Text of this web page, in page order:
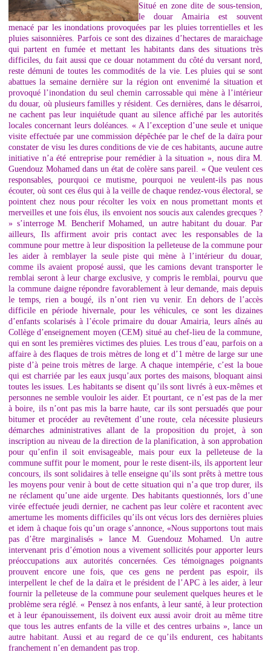
Situé en zone dite de sous-tension,
le douar Amairia est souvent
menacé par les inondations provoquées par les pluies torrentielles et les
pluies saisonnières. Parfois ce sont des dizaines d’hectares de maraichage
qui partent en fumée et mettant les habitants dans des situations très
difficiles, du fait aussi que ce douar notamment du côté du versant nord,
reste démuni de toutes les commodités de la vie. Les pluies qui se sont
abattues la semaine dernière sur la région ont envenimé la situation et
provoqué l’inondation du seul chemin carrossable qui mène à l’intérieur
du douar, où plusieurs familles y résident. Ces dernières, dans le désarroi,
ne cachent pas leur inquiétude quant au silence affiché par les autorités
locales concernant leurs doléances. « A l’exception d’une seule et unique
visite effectuée par une commission dépêchée par le chef de la daïra pour
constater de visu les dures conditions de vie de ces habitants, aucune autre
initiative n’a été entreprise pour remédier à la situation », nous dira M.
Guendouz Mohamed dans un état de colère sans pareil. « Que veulent ces
responsables, pourquoi ce mutisme, pourquoi ne veulent-ils pas nous
écouter, où sont ces élus qui à la veille de chaque rendez-vous électoral, se
pointent chez nous pour récolter les voix en nous promettant monts et
merveilles et une fois élus, ils envoient nos soucis aux calendes grecques ?
» s’interroge M. Bencherif Mohamed, un autre habitant du douar. Par
ailleurs, Ils affirment avoir pris contact avec les responsables de la
commune pour mettre à leur disposition la pelleteuse de la commune pour
les aider à remblayer la seule piste qui mène à l’intérieur du douar,
comme ils avaient proposé aussi, que les camions devant transporter le
remblai seront à leur charge exclusive, y compris le remblai, pourvu que
la commune daigne répondre favorablement à leur demande, mais depuis
le temps, rien a bougé, ils n’ont rien vu venir. En dehors de l’accès
difficile en période hivernale, pour les véhicules, ce sont les dizaines
d’enfants scolarisés à l’école primaire du douar Amairia, leurs aînés au
Collège d’enseignement moyen (CEM) situé au chef-lieu de la commune,
qui en sont les premières victimes des pluies. Les trous d’eau, parfois on a
affaire à des flaques de trois mètres de long et d’1 mètre de large sur une
piste d’à peine trois mètres de large. A chaque intempérie, c’est la boue
qui est charriée par les eaux jusqu’aux portes des maisons, bloquant ainsi
toutes les issues. Les habitants se disent qu’ils sont livrés à eux-mêmes et
personnes ne semble vouloir les aider. Et pourtant, ce n’est pas de la mer
à boire, ils n’ont pas mis la barre haute, car ils sont persuadés que pour
bitumer et procéder au revêtement d’une route, cela nécessite plusieurs
démarches administratives allant de la proposition du projet, à son
inscription au niveau de la direction de la planification, à son approbation
pour qu’enfin il soit envisageable, mais pour eux la pelleteuse de la
commune suffit pour le moment, pour le reste disent-ils, ils apportent leur
concours, ils sont solidaires à telle enseigne qu’ils sont prêts à mettre tous
les moyens pour venir à bout de cette situation qui n’a que trop durer, ils
ne réclament qu’une aide urgente. Des habitants questionnés, lors d’une
virée effectuée jeudi dernier, ne cachent pas leur colère et racontent avec
amertume les moments difficiles qu’ils ont vécus lors des dernières pluies
et idem à chaque fois qu’un orage s’annonce, «Nous supportons tout mais
pas d’être marginalisés » lance M. Guendouz Mohamed. Un autre
intervenant pris d’émotion nous a vivement sollicités pour apporter leurs
préoccupations aux autorités concernées. Ces témoignages poignants
prouvent encore une fois, que ces gens ne perdent pas espoir, ils
interpellent le chef de la daïra et le président de l’APC à les aider, à leur
fournir la pelleteuse de la commune pour seulement quelques heures et le
problème sera réglé. « Pensez à nos enfants, à leur santé, à leur protection
et à leur épanouissement, ils doivent eux aussi avoir droit au même titre
que tous les autres enfants de la ville et des centres urbains », lance un
autre habitant. Aussi et au regard de ce qu’ils endurent, ces habitants
franchement n’en demandent pas trop.